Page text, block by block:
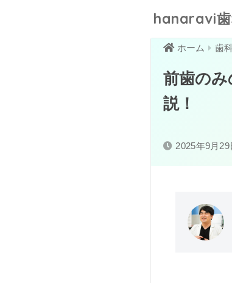
hanaravi
ホーム 歯
前歯の
説！
2025年9月29